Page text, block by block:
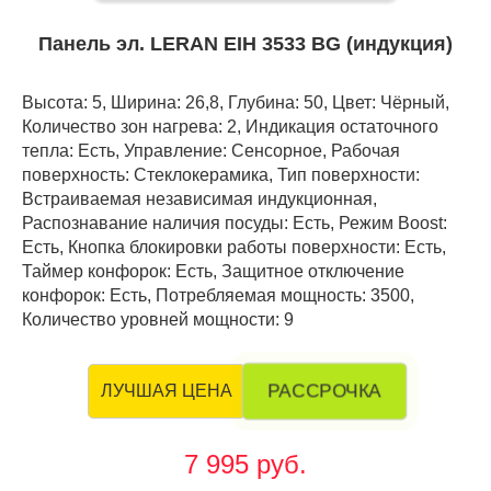
Панель эл. LERAN EIH 3533 BG (индукция)
Высота: 5, Ширина: 26,8, Глубина: 50, Цвет: Чёрный,
Количество зон нагрева: 2, Индикация остаточного
тепла: Есть, Управление: Сенсорное, Рабочая
поверхность: Стеклокерамика, Тип поверхности:
Встраиваемая независимая индукционная,
Распознавание наличия посуды: Есть, Режим Boost:
Есть, Кнопка блокировки работы поверхности: Есть,
Таймер конфорок: Есть, Защитное отключение
конфорок: Есть, Потребляемая мощность: 3500,
Количество уровней мощности: 9
ЛУЧШАЯ ЦЕНА РАССРОЧКА
7 995 руб.